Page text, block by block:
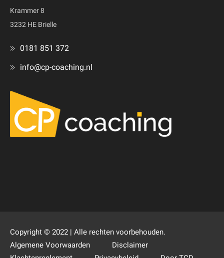
Krammer 8
3232 HE Brielle
0181 851 372
info@cp-coaching.nl
Copyright © 2022 | Alle rechten voorbehouden.
Algemene Voorwaarden
Disclaimer